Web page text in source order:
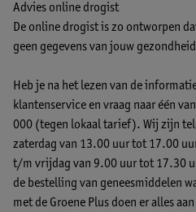
Advies online drogist
De online drogist is zo ontworpen
geen gegevens van jouw
Heb je na het lezen van de
klantenservice en vraag naar één
000 (tegen lokaal tarief). Wij zijn
zaterdag van 13.00 uur tot 17.00
t/m vrijdag van 9.00 uur tot 17.30
de bestelling van geneesmiddelen
met de Groene Plus doen er alles